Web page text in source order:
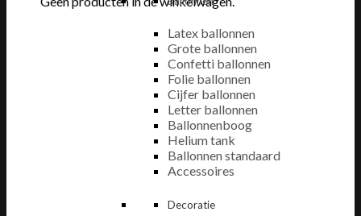
Latex ballonnen
Grote ballonnen
Confetti ballonnen
Folie ballonnen
Cijfer ballonnen
Letter ballonnen
Ballonnenboog
Helium tank
Ballonnen standaard
Accessoires
Decoratie